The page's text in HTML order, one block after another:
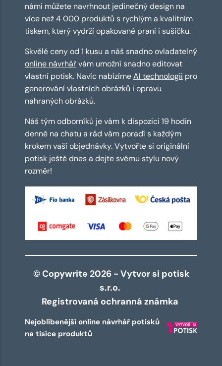
námi můžete navrhnout jedinečný design na
více než 4 000 produktů s rychlým a kvalitním
tiskem, který vydrží opakované praní i sušičku.
Skvělé ceny od 1 kusu a náš snadno ovladatelný
online návrhářvám umožní snadno editovat
vlastní potisk. Navíc nabízímeAI technologii pro
generování vlastních obrázků i opravu
nahraných obrázků.
Náš tým odborníků je vám k dispozici 19 hodin
denně na chatu a rád vám poradí s každým
krokem vaší objednávky. Vytvořte si originální
potisk ještě dnes a dejte svému stylu nový
rozměr!
© Copywrite 2026 - Vytvor si potisk
s.r.o.
Registrovaná ochranná známka
Nejoblíbenější online návrhář potisků
na tisíce produktů